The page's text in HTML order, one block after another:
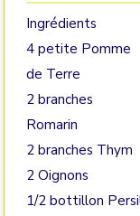
Ingrédients
4 petite Pomme
de Terre
2 branches
Romarin
2 branches Thym
2 Oignons
1/2 bottillon